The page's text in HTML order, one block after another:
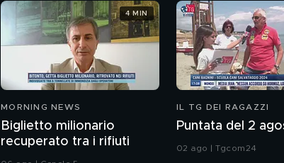
MORNING NEWS
Biglietto milionario
recuperato tra i rifiuti
4 MIN
IL TG DEI RAGAZZI
Puntata del 2
02 ago | Tgcom24